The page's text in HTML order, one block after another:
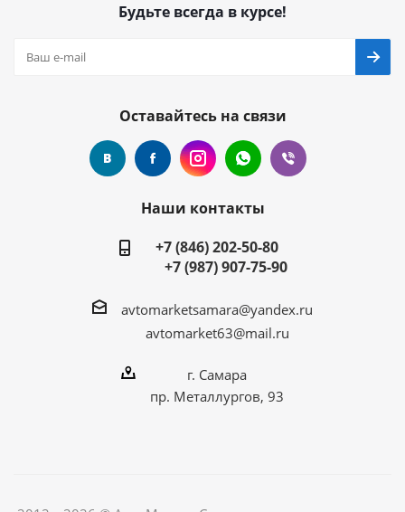
Будьте всегда в курсе!
Оставайтесь на связи
Наши контакты
+7 (846) 202-50-80
+7 (987) 907-75-90
avtomarketsamara@yandex.ru
avtomarket63@mail.ru
г. Самара
пр. Металлургов, 93